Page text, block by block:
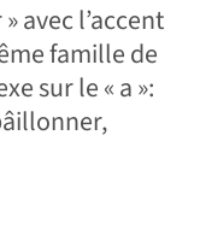
avec l’accent
famille de
sur le « a »: